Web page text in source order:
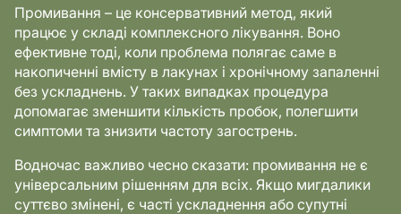
Промивання – це консервативний метод, який
працює у складі комплексного лікування. Воно
ефективне тоді, коли проблема полягає саме в
накопиченні вмісту в лакунах і хронічному запаленні
без ускладнень. У таких випадках процедура
допомагає зменшити кількість пробок, полегшити
симптоми та знизити частоту загострень.
Водночас важливо чесно сказати: промивання не є
універсальним рішенням для всіх. Якщо мигдалики
суттєво змінені, є часті ускладнення або супутні